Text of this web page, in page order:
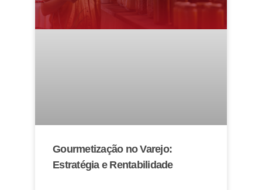
Gourmetização no Varejo:
Estratégia e Rentabilidade